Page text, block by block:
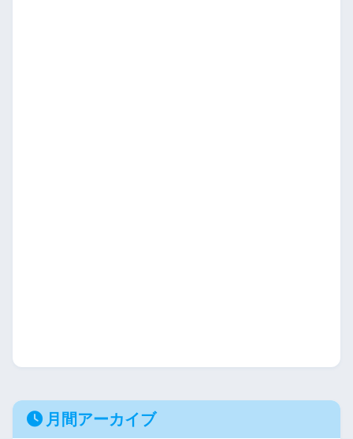
月間アーカイブ